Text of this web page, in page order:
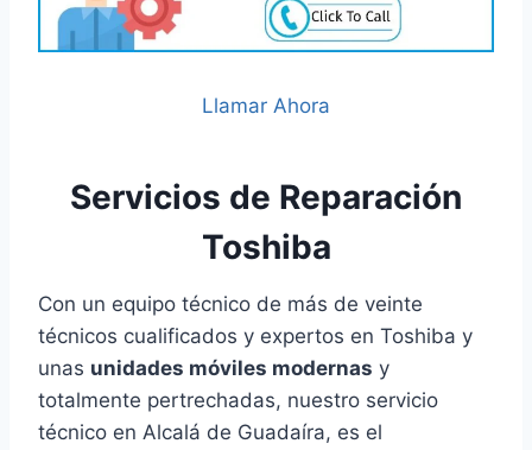
Llamar Ahora
Servicios de Reparación
Toshiba
Con un equipo técnico de más de veinte
técnicos cualificados y expertos en Toshiba y
unas unidades móviles modernas y
totalmente pertrechadas, nuestro servicio
técnico en Alcalá de Guadaíra, es el